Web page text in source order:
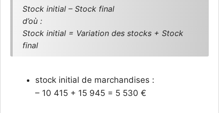
Stock initial – Stock final
d’où :
Stock initial = Variation des stocks + Stock
final
stock initial de marchandises :
– 10 415 + 15 945 = 5 530 €